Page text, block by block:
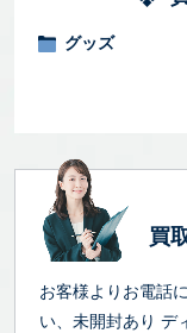
グッズ
買
お客様よりお電話
い、未開封あり デ